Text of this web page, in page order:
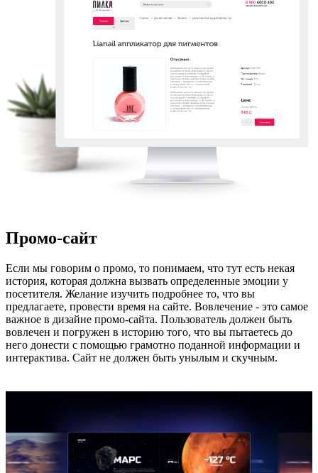
Промо-сайт
Если мы говорим о промо, то понимаем, что тут есть некая
история, которая должна вызвать определенные эмоции у
посетителя. Желание изучить подробнее то, что вы
предлагаете, провести время на сайте. Вовлечение - это самое
важное в дизайне промо-сайта. Пользователь должен быть
вовлечен и погружен в историю того, что вы пытаетесь до
него донести с помощью грамотно поданной информации и
интерактива. Сайт не должен быть унылым и скучным.